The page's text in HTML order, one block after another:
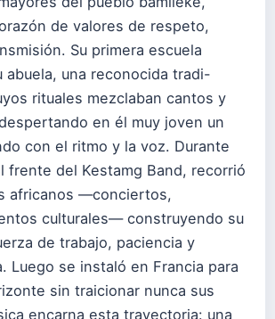
de valores de respeto,
Su primera escuela
abuela, una reconocida tradi-
rituales mezclaban cantos y
en él muy joven un
con el ritmo y la voz. Durante
frente del Kestamg Band, recorrió
africanos —conciertos,
culturales— construyendo su
de trabajo, paciencia y
Luego se instaló en Francia para
sin traicionar nunca sus
encarna esta trayectoria: una